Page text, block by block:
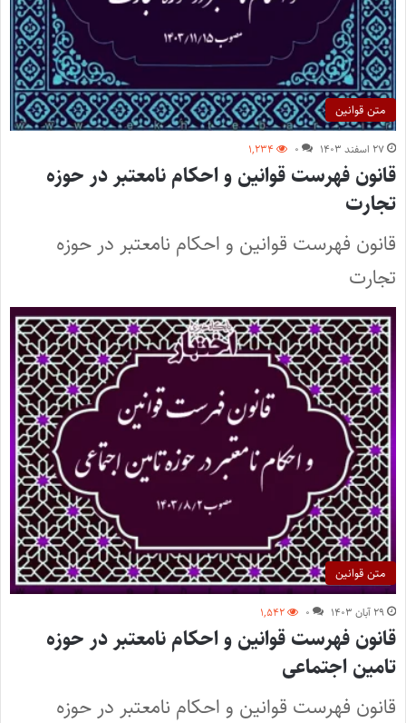
متن قوانین
۲۷ اسفند ۱۴۰۳ ۰ ۱,۲۳۴
قانون فهرست قوانین و احکام نامعتبر در حوزه
تجارت
قانون فهرست قوانین و احکام نامعتبر در حوزه
تجارت
متن قوانین
۲۹ آبان ۱۴۰۳ ۰ ۱,۵۴۲
قانون فهرست قوانین و احکام نامعتبر در حوزه
تامین اجتماعی
قانون فهرست قوانین و احکام نامعتبر در حوزه